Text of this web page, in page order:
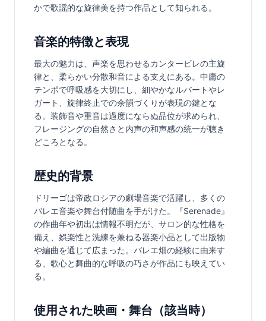
かで歌謡的な旋律美を持つ作品として知られる。
音楽的特徴と表現
最大の魅力は、声楽を思わせるカンタービレの主旋
律と、柔らかい分散和音による支えにある。中庸の
テンポで呼吸感を大切にし、細やかなルバートやレ
ガート、旋律終止での余韻づくりが表現の鍵とな
る。装飾音や重音は過度にならぬ品位が求められ、
フレージングの自然さと内声の和声感の統一が聴き
どころとなる。
歴史的背景
ドリーゴは帝政ロシアの劇場音楽で活躍し、多くの
バレエ音楽や舞台付随曲を手がけた。『Serenade』
の作曲年や初出は情報不明だが、サロン的な性格を
備え、娯楽性と洗練を兼ねる器楽小品として出版物
や編曲を通じて広まった。バレエ畑の経験に由来す
る、歌心と舞曲的な呼吸の巧さが作品にも映えてい
る。
使用された映画・舞台（該当時）